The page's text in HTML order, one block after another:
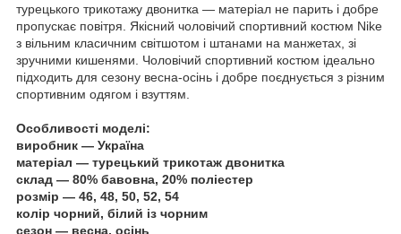
турецького трикотажу двонитка — матеріал не парить і добре
пропускає повітря. Якісний чоловічий спортивний костюм Nike
з вільним класичним світшотом і штанами на манжетах, зі
зручними кишенями. Чоловічий спортивний костюм ідеально
підходить для сезону весна-осінь і добре поєднується з різним
спортивним одягом і взуттям.
Особливості моделі:
виробник — Україна
матеріал — турецький трикотаж двонитка
склад — 80% бавовна, 20% поліестер
розмір — 46, 48, 50, 52, 54
колір чорний, білий із чорним
сезон — весна, осінь